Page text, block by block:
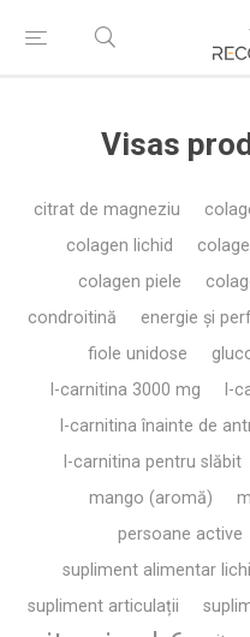
Visas
citrat de magneziu
colagen lichid
colagen piele
condroitină
energie și
fiole unidose
l-carnitina 3000 mg
l-
l-carnitina înainte de
l-carnitina pentru slăbit
mango (aromă)
persoane active
supliment alimentar
supliment articulații